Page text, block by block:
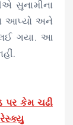
સુનામીના
આપ્યો અને
લઈ ગયા. આ
પર કેમ ચઢી